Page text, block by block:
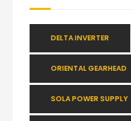
DELTA INVERTER
ORIENTAL GEARHEAD
SOLA POWER SUPPLY